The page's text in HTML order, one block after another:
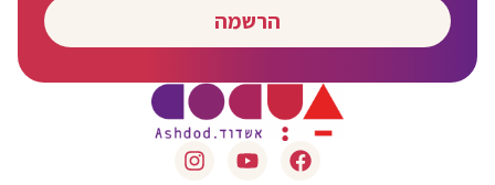
הרשמה